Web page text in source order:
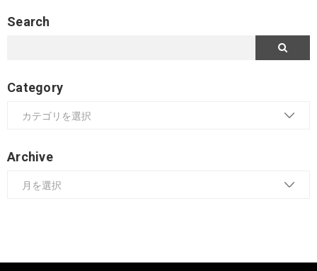
Search
Category
Archive